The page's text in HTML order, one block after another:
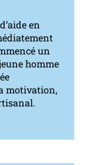
en
un
homme
motivation,